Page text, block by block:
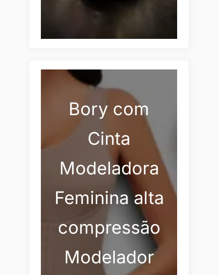
Bory com
Cinta
Modeladora
Feminina alta
compressão
Modelador